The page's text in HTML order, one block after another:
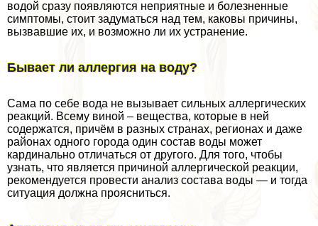
водой сразу появляются неприятные и болезненные
симптомы, стоит задуматься над тем, каковы причины,
вызвавшие их, и возможно ли их устранение.
Бывает ли аллергия на воду?
Сама по себе вода не вызывает сильных аллергических
реакций. Всему виной – вещества, которые в ней
содержатся, причём в разных странах, регионах и даже
районах одного города один состав воды может
кардинально отличаться от другого. Для того, чтобы
узнать, что является причиной аллергической реакции,
рекомендуется провести анализ состава воды — и тогда
ситуация должна проясниться.